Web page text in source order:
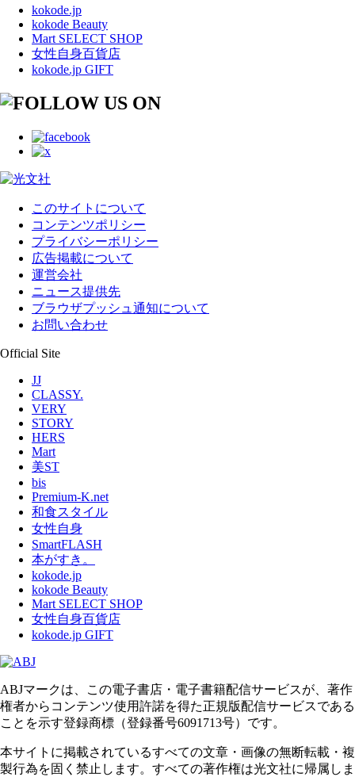
kokode.jp
kokode Beauty
Mart SELECT SHOP
女性自身百貨店
kokode.jp GIFT
このサイトについて
コンテンツポリシー
プライバシーポリシー
広告掲載について
運営会社
ニュース提供先
ブラウザプッシュ通知について
お問い合わせ
Official Site
JJ
CLASSY.
VERY
STORY
HERS
Mart
美ST
bis
Premium-K.net
和食スタイル
女性自身
SmartFLASH
本がすき。
kokode.jp
kokode Beauty
Mart SELECT SHOP
女性自身百貨店
kokode.jp GIFT
ABJマークは、この電子書店・電子書籍配信サービスが、著作
権者からコンテンツ使用許諾を得た正規版配信サービスである
ことを示す登録商標（登録番号6091713号）です。
本サイトに掲載されているすべての文章・画像の無断転載・複
製行為を固く禁止します。すべての著作権は光文社に帰属しま